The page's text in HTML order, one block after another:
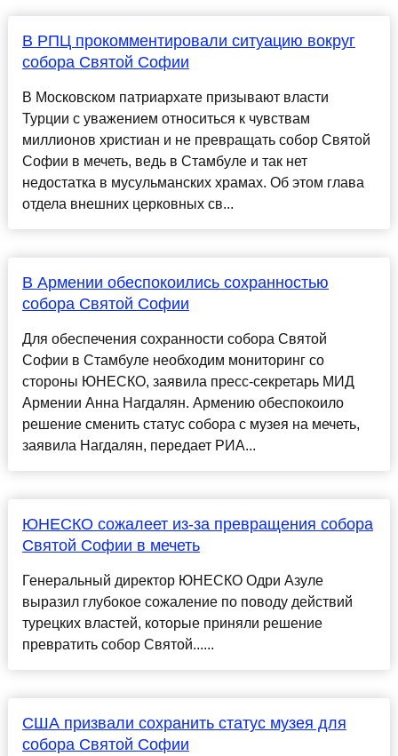
В РПЦ прокомментировали ситуацию вокруг
собора Святой Софии
В Московском патриархате призывают власти
Турции с уважением относиться к чувствам
миллионов христиан и не превращать собор Святой
Софии в мечеть, ведь в Стамбуле и так нет
недостатка в мусульманских храмах. Об этом глава
отдела внешних церковных св...
В Армении обеспокоились сохранностью
собора Святой Софии
Для обеспечения сохранности собора Святой
Софии в Стамбуле необходим мониторинг со
стороны ЮНЕСКО, заявила пресс-секретарь МИД
Армении Анна Нагдалян. Армению обеспокоило
решение сменить статус собора с музея на мечеть,
заявила Нагдалян, передает РИА...
ЮНЕСКО сожалеет из-за превращения собора
Святой Софии в мечеть
Генеральный директор ЮНЕСКО Одри Азуле
выразил глубокое сожаление по поводу действий
турецких властей, которые приняли решение
превратить собор Святой......
США призвали сохранить статус музея для
собора Святой Софии